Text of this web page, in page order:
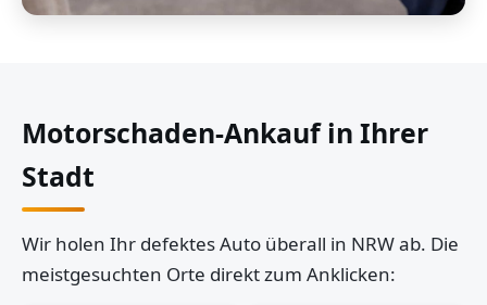
Motorschaden-Ankauf in Ihrer
Stadt
Wir holen Ihr defektes Auto überall in NRW ab. Die
meistgesuchten Orte direkt zum Anklicken: